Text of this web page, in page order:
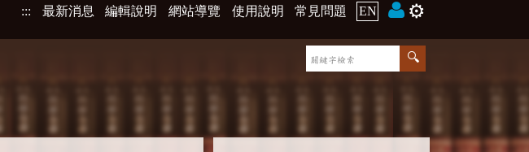
::: 最新消息 編輯說明 網站導覽 使用說明 常見問題 EN ⚙️